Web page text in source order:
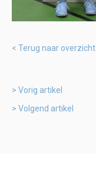
Terug naar overzicht
Vorig artikel
Volgend artikel